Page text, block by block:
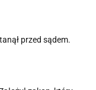
przed sądem.